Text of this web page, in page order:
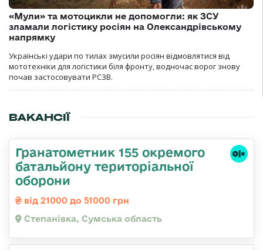
«Мули» та мотоцикли не допомогли: як ЗСУ
зламали логістику росіян на Олександрівському
напрямку
Українські удари по тилах змусили росіян відмовлятися від
мототехніки для логістики біля фронту, водночас ворог знову
почав застосовувати РСЗВ.
ВАКАНСІЇ
Гранатометник 155 окремого
батальйону територіальної
оборони
від 21000 до 51000 грн
Степанівка, Сумська область